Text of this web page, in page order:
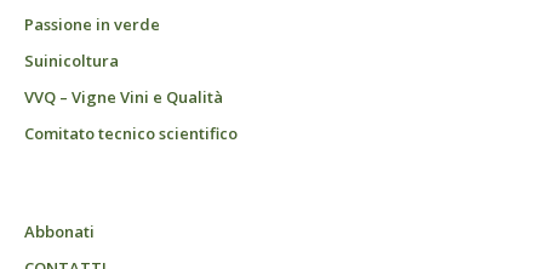
Passione in verde
Suinicoltura
VVQ – Vigne Vini e Qualità
Comitato tecnico scientifico
Abbonati